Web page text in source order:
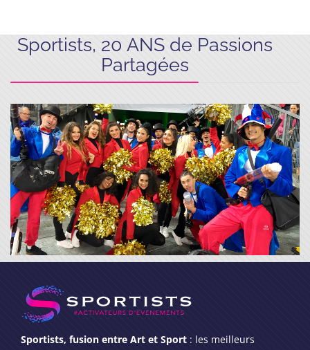
Sportists, 20 ANS de Passions
Partagées
Sportists, fusion entre Art et Sport : les meilleurs